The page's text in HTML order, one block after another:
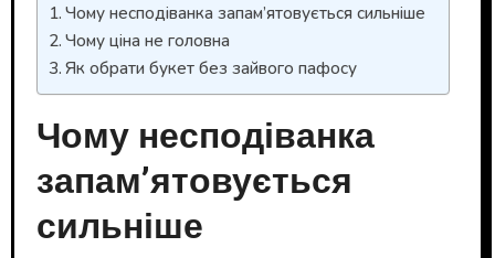
Чому несподіванка запам’ятовується сильніше
Чому ціна не головна
Як обрати букет без зайвого пафосу
Чому несподіванка
запам’ятовується
сильніше